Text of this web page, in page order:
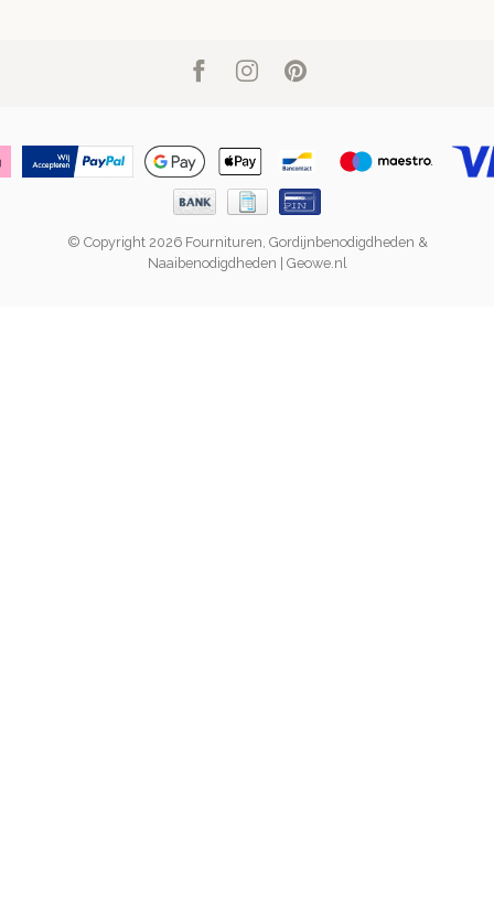
© Copyright 2026 Fournituren, Gordijnbenodigdheden &
Naaibenodigdheden | Geowe.nl